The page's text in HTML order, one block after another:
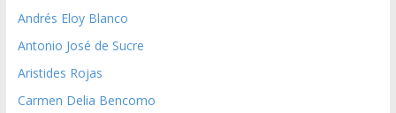
Andrés Eloy Blanco
Antonio José de Sucre
Aristides Rojas
Carmen Delia Bencomo